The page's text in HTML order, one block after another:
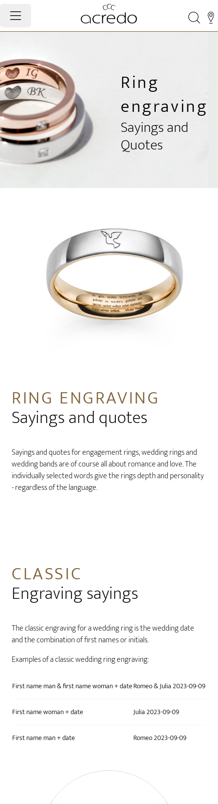
Ring
engraving
Sayings and
Quotes
RING ENGRAVING
Sayings and quotes
Sayings and quotes for engagement rings, wedding rings and
wedding bands are of course all about romance and love. The
individually selected words give the rings depth and personality
- regardless of the language.
CLASSIC
Engraving sayings
The classic engraving for a wedding ring is the wedding date
and the combination of first names or initials.
Examples of a classic wedding ring engraving:
First name man & first name woman + dateRomeo & Julia 2023-09-09
First name woman + date Julia 2023-09-09
First name man + date Romeo 2023-09-09